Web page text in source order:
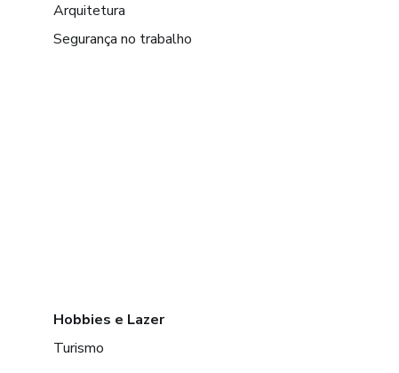
Arquitetura
Segurança no trabalho
Hobbies e Lazer
Turismo